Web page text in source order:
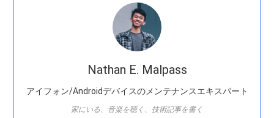
Nathan E. Malpass
アイフォン/Androidデバイスのメンテナンスエキスパート
家にいる、音楽を聴く、技術記事を書く